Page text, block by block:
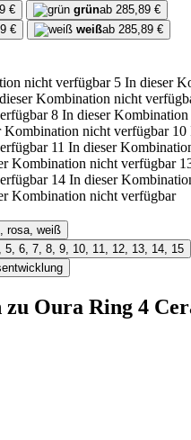
€ grünab 285,89 €
€ weißab 285,89 €
nicht verfügbar 5 In dieser
Kombination nicht
8 In dieser
Kombination nicht verfügbar 10
11 In dieser
Kombination nicht verfügbar
14 In dieser
Kombination nicht verfügbar
rosa, weiß
5, 6, 7, 8, 9, 10, 11, 12, 13, 14, 15
zu Oura Ring 4